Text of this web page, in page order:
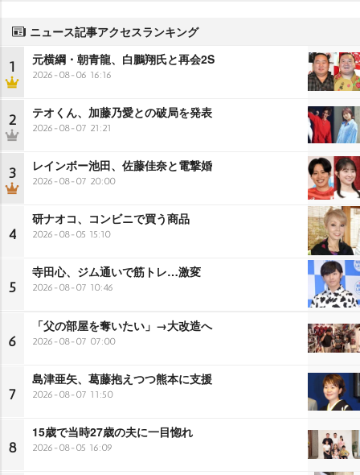
ニュース記事アクセスランキング
1 元横綱・朝青龍、白鵬翔氏と再会2S
2026-08-06 16:16
2 テオくん、加藤乃愛との破局を発表
2026-08-07 21:21
3 レインボー池田、佐藤佳奈と電撃婚
2026-08-07 20:00
4
研ナオコ、コンビニで買う商品
2026-08-05 15:10
5
寺田心、ジム通いで筋トレ…激変
2026-08-07 10:46
6
「父の部屋を奪いたい」→大改造へ
2026-08-07 07:00
7
島津亜矢、葛藤抱えつつ熊本に支援
2026-08-07 11:50
8
15歳で当時27歳の夫に一目惚れ
2026-08-05 16:09